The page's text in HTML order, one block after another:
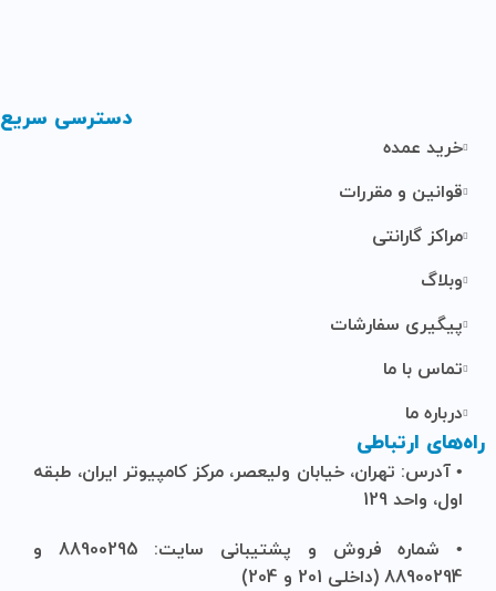
دسترسی سریع
خرید عمده
قوانین و مقررات
مراکز گارانتی
وبلاگ
پیگیری سفارشات
تماس با ما
درباره ما
راه‌های ارتباطی
• آدرس: تهران، خیابان ولیعصر، مرکز کامپیوتر ایران، طبقه
اول، واحد 129
• شماره فروش و پشتیبانی سایت: 88900295 و
88900294 (داخلی 201 و 204)